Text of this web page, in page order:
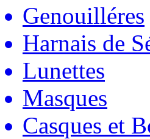
Genouilléres
Harnais de
Lunettes
Masques
Casques et